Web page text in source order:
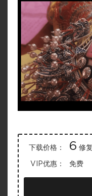
下载价格： 6 修
VIP优惠： 免费